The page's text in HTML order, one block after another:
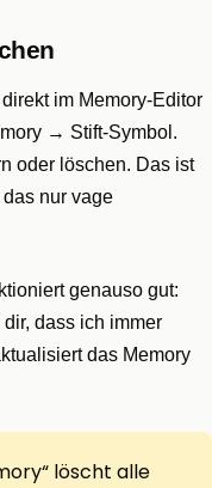
im Memory-Editor
→ Stift-Symbol.
oder löschen. Das ist
nur vage
genauso gut:
dir, dass ich immer
das Memory
löscht alle